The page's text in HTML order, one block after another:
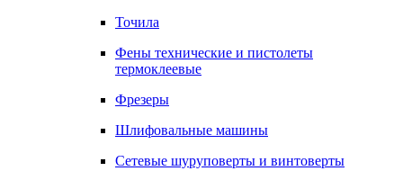
Точила
Фены технические и пистолеты
термоклеевые
Фрезеры
Шлифовальные машины
Сетевые шуруповерты и винтоверты